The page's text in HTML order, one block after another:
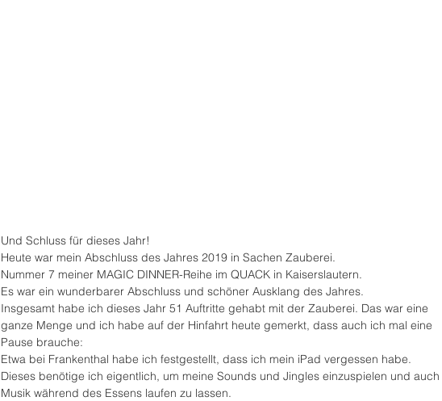
Und Schluss für dieses Jahr!
Heute war mein Abschluss des Jahres 2019 in Sachen Zauberei.
Nummer 7 meiner MAGIC DINNER-Reihe im QUACK in Kaiserslautern.
Es war ein wunderbarer Abschluss und schöner Ausklang des Jahres.
Insgesamt habe ich dieses Jahr 51 Auftritte gehabt mit der Zauberei. Das war eine
ganze Menge und ich habe auf der Hinfahrt heute gemerkt, dass auch ich mal eine
Pause brauche:
Etwa bei Frankenthal habe ich festgestellt, dass ich mein iPad vergessen habe.
Dieses benötige ich eigentlich, um meine Sounds und Jingles einzuspielen und auch
Musik während des Essens laufen zu lassen.